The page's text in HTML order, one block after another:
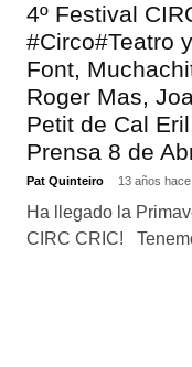
4º Festival
#Circo#Teatro
Font,
Roger Mas,
Petit de Cal
Prensa 8 de
Pat Quinteiro 13 años hace
Ha llegado la
CIRC CRIC!